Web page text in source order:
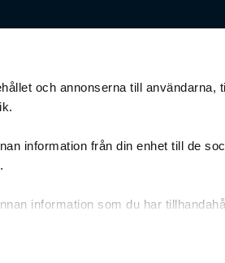
och annonserna till användarna,
information från din enhet till de
information som du har
Facebook
Youtube